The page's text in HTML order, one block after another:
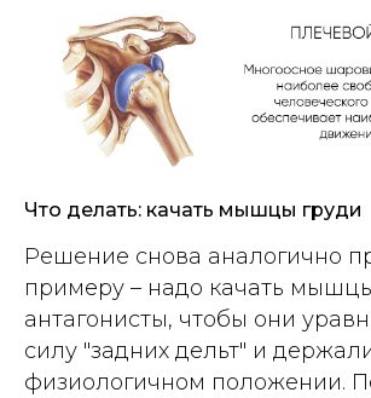
Что делать: качать мышцы груди
Решение снова аналогично
примеру – надо качать
антагонисты, чтобы они
силу "задних дельт" и
физиологичном положении.